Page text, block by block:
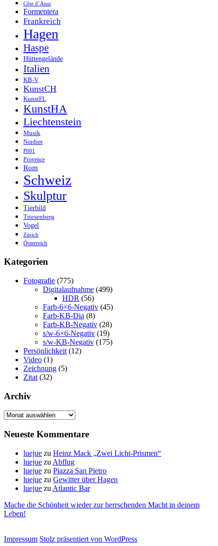
Côte d’Azur
Formentera
Frankreich
Hagen
Haspe
Hüttengelände
Italien
KB-V
KunstCH
KunstFL
KunstHA
Liechtenstein
Musik
Nordsee
P001
Provence
Rom
Schweiz
Skulptur
Tierbild
Triesenberg
Vogel
Zürich
Österreich
Kategorien
Fotografie (775)
Digitalaufnahme (499)
HDR (56)
Farb-6×6-Negativ (45)
Farb-KB-Dia (8)
Farb-KB-Negativ (28)
s/w-6×6-Negativ (19)
s/w-KB-Negativ (175)
Persönlichkeit (12)
Video (1)
Zeichnung (5)
Zitat (32)
Archiv
Archiv
Neueste Kommentare
luejue zu Heinz Mack „Zwei Licht-Prismen“
luejue zu Abflug
luejue zu Piazza San Pietro
luejue zu Gewitter über Hagen
luejue zu Atlantic Bar
Mache die Schönheit wieder zur herrschenden Macht in deinem
Leben!
Impressum Stolz präsentiert von WordPress